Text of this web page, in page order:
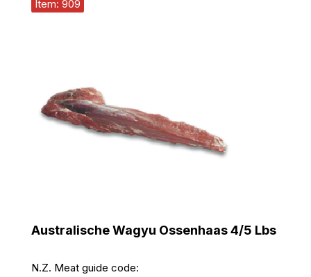
Item: 909
Australische Wagyu Ossenhaas 4/5 Lbs
N.Z. Meat guide code: